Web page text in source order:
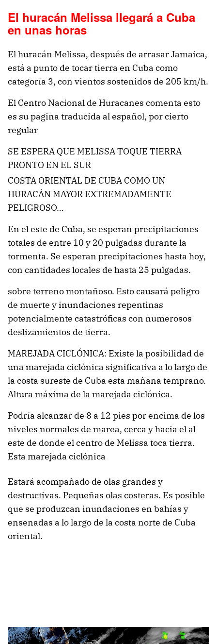
El huracán Melissa llegará a Cuba
en unas horas
El huracán Melissa, después de arrasar Jamaica,
está a punto de tocar tierra en Cuba como
categoría 3, con vientos sostenidos de 205 km/h.
El Centro Nacional de Huracanes comenta esto
es su pagina traducida al español, por cierto
regular
SE ESPERA QUE MELISSA TOQUE TIERRA
PRONTO EN EL SUR
COSTA ORIENTAL DE CUBA COMO UN
HURACÁN MAYOR EXTREMADAMENTE
PELIGROSO…
En el este de Cuba, se esperan precipitaciones
totales de entre 10 y 20 pulgadas durante la
tormenta. Se esperan precipitaciones hasta hoy,
con cantidades locales de hasta 25 pulgadas.
sobre terreno montañoso. Esto causará peligro
de muerte y inundaciones repentinas
potencialmente catastróficas con numerosos
deslizamientos de tierra.
MAREJADA CICLÓNICA: Existe la posibilidad de
una marejada ciclónica significativa a lo largo de
la costa sureste de Cuba esta mañana temprano.
Altura máxima de la marejada ciclónica.
Podría alcanzar de 8 a 12 pies por encima de los
niveles normales de marea, cerca y hacia el al
este de donde el centro de Melissa toca tierra.
Esta marejada ciclónica
Estará acompañado de olas grandes y
destructivas. Pequeñas olas costeras. Es posible
que se produzcan inundaciones en bahías y
ensenadas a lo largo de la costa norte de Cuba
oriental.